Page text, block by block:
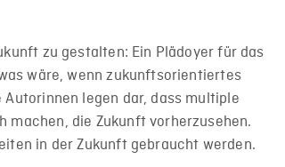
zu gestalten: Ein Plädoyer für das
wäre, wenn zukunftsorientiertes
legen dar, dass multiple
machen, die Zukunft vorherzusehen.
in der Zukunft gebraucht werden.